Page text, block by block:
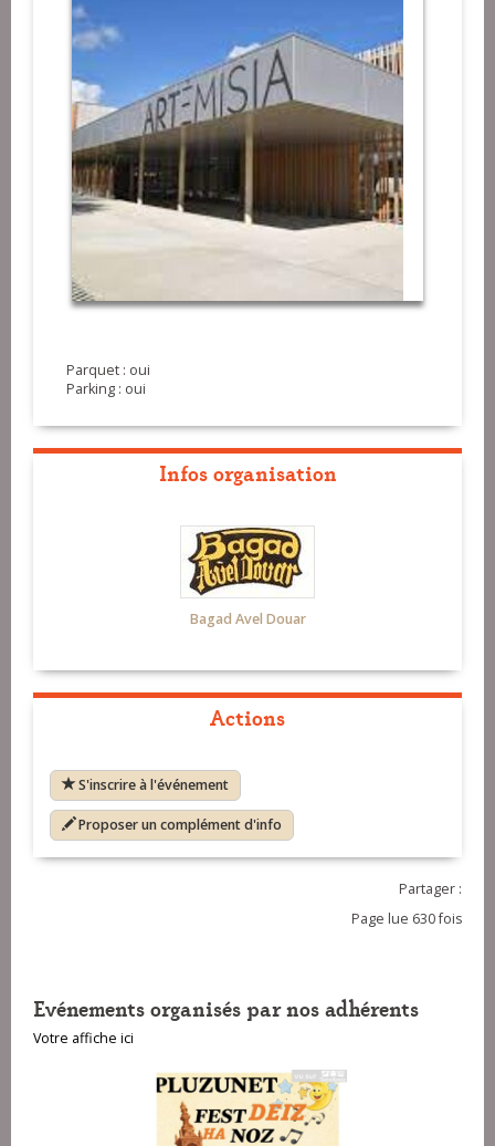
Parquet : oui
Parking : oui
Infos organisation
Bagad Avel Douar
Actions
S'inscrire à l'événement
Proposer un complément d'info
Partager :
Page lue 630 fois
Evénements organisés par nos adhérents
Votre affiche ici